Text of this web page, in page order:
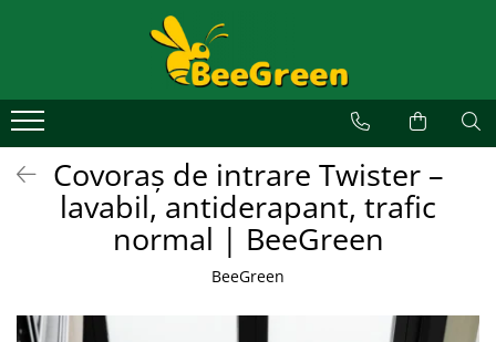
Covoare de exterior
Covoare de interior
Covoare personalizate
Covoare profesionale
Covoare ergonomice anti-oboseală
Covoraș de intrare Twister –
lavabil, antiderapant, trafic
normal | BeeGreen
BeeGreen